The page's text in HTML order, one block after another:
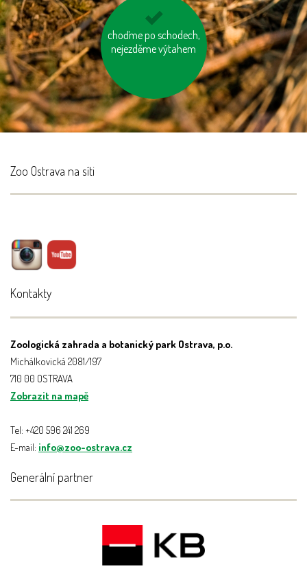
choďme po schodech,
nejezděme výtahem
nespalujme odpady
Zoo Ostrava na síti
Kontakty
Zoologická zahrada a botanický park Ostrava, p.o.
Michálkovická 2081/197
710 00 OSTRAVA
Zobrazit na mapě
Tel: +420 596 241 269
E-mail: info@zoo-ostrava.cz
Generální partner